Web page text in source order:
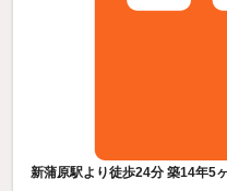
新蒲原駅より徒歩24分 築14年5